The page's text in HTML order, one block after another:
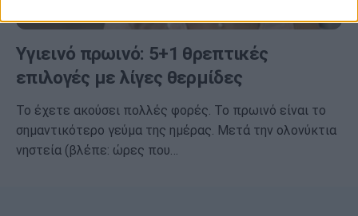
Υγιεινό πρωινό: 5+1 θρεπτικές
επιλογές με λίγες θερμίδες
Το έχετε ακούσει πολλές φορές. Το πρωινό είναι το
σημαντικότερο γεύμα της ημέρας. Μετά την ολονύκτια
νηστεία (βλέπε: ώρες που…